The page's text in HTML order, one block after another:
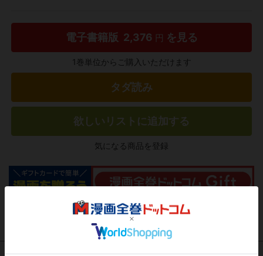
電子書籍版 2,376 円 を見る
1巻単位からご購入いただけます
タダ読み
欲しいリストに追加する
気になる商品を登録
作品レビュー （関連商品を含む）